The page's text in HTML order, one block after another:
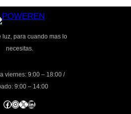
luz, para cuando mas lo
necesitas.
viernes: 9:00 – 18:00 /
9:00 – 14:00
Facebook InstagramX LinkedIn